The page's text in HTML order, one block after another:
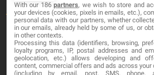
About
Blog
Contact
LEGAL
With our 186partners, we wish to store and
your devices (cookies, pixels in emails, etc.),
personal data with our partners, whether
in our emails, already held by some of us, or
in other contexts.
Processing this data (identifiers, browsing,
loyalty programs, IP, postal addresses and
geolocation, etc.) allows developing and
content, commercial offers and ads across your
(including by email, post, SMS, phone,